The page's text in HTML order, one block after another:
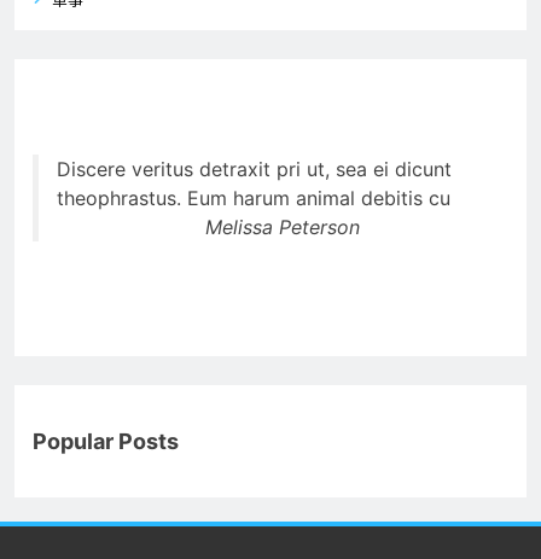
Discere veritus detraxit pri ut, sea ei dicunt
theophrastus. Eum harum animal debitis cu
Melissa Peterson
Popular Posts